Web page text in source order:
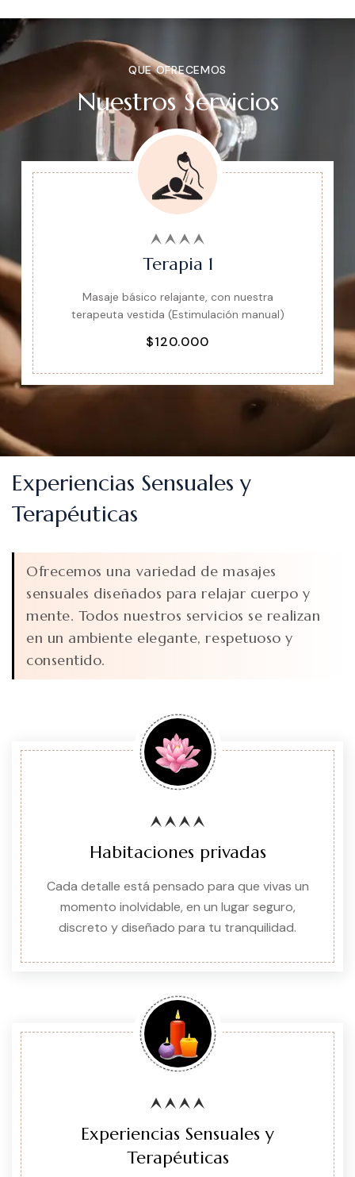
QUE OFRECEMOS
Nuestros Servicios
Terapia 1
Masaje básico relajante, con nuestra
terapeuta vestida (Estimulación manual)
$120.000
Experiencias Sensuales y
Terapéuticas
Ofrecemos una variedad de masajes
sensuales diseñados para relajar cuerpo y
mente. Todos nuestros servicios se realizan
en un ambiente elegante, respetuoso y
consentido.
Habitaciones privadas
Cada detalle está pensado para que vivas un
momento inolvidable, en un lugar seguro,
discreto y diseñado para tu tranquilidad.
Experiencias Sensuales y
Terapéuticas